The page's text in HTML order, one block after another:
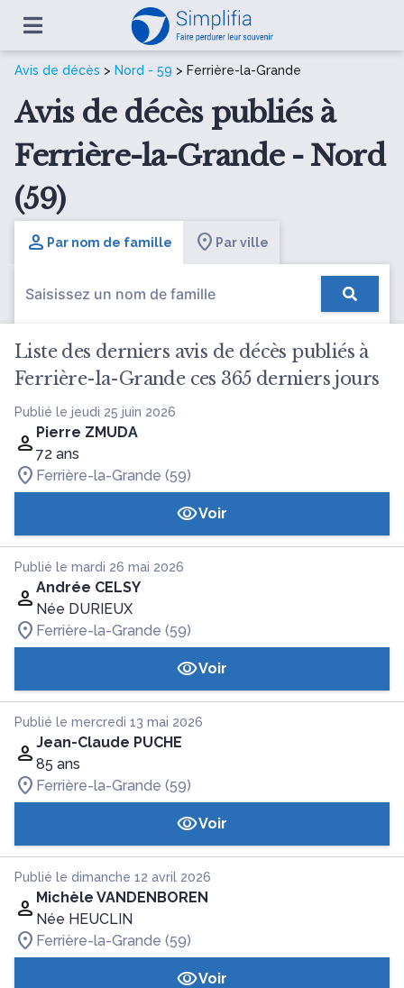
Avis de décès > Nord - 59 > Ferrière-la-Grande
Avis de décès publiés à
Ferrière-la-Grande - Nord
(59)
Par nom de famille Par ville
Liste des derniers avis de décès publiés à
Ferrière-la-Grande ces 365 derniers jours
Publié le jeudi 25 juin 2026
Pierre ZMUDA
72 ans
Ferrière-la-Grande (59)
Voir
Publié le mardi 26 mai 2026
Andrée CELSY
Née DURIEUX
Ferrière-la-Grande (59)
Voir
Publié le mercredi 13 mai 2026
Jean-Claude PUCHE
85 ans
Ferrière-la-Grande (59)
Voir
Publié le dimanche 12 avril 2026
Michèle VANDENBOREN
Née HEUCLIN
Ferrière-la-Grande (59)
Voir